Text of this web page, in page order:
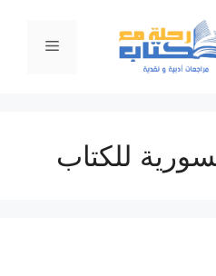
القائمة
للكتاب